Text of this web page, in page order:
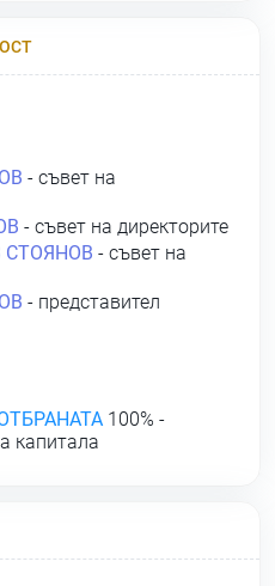
- съвет на
- съвет на директорите
- съвет на
- представител
100% -
капитала